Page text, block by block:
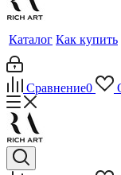
Каталог Как купить
Сравнение0